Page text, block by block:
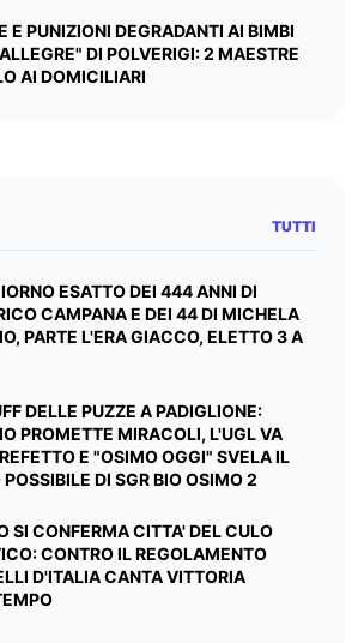
E PUNIZIONI DEGRADANTI AI BIMBI
DI POLVERIGI: 2 MAESTRE
AI DOMICILIARI
TUTTI
ESATTO DEI 444 ANNI DI
CAMPANA E DEI 44 DI MICHELA
PARTE L'ERA GIACCO, ELETTO 3 A
DELLE PUZZE A PADIGLIONE:
PROMETTE MIRACOLI, L'UGL VA
E "OSIMO OGGI" SVELA IL
DI SGR BIO OSIMO 2
SI CONFERMA CITTA' DEL CULO
CONTRO IL REGOLAMENTO
D'ITALIA CANTA VITTORIA